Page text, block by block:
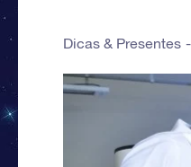
Dicas & Presentes